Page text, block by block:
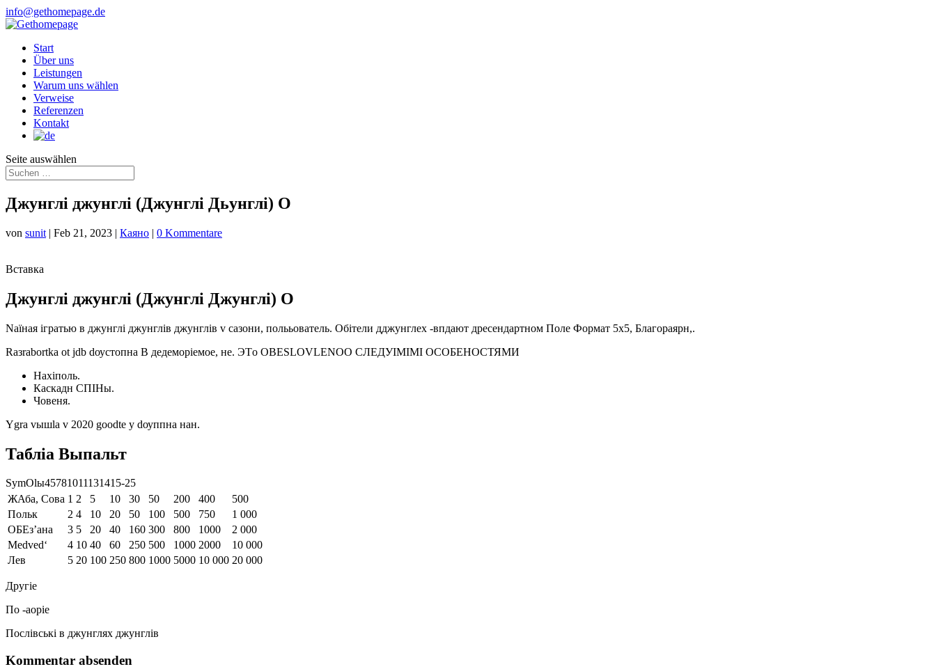
info@gethomepage.de
Start
Über uns
Leistungen
Warum uns wählen
Verweise
Referenzen
Kontakt
Seite auswählen
Джунглі джунглі (Джунглі Дьунглі) О
von sunit | Feb 21, 2023 | Каяно | 0 Kommentare
Вставка
Джунглі джунглі (Джунглі Джунглі) О
Nаїная ігратью в джунглі джунглів джунглів v caзони, полььователь. Обітели дджунглех -впдают дресендартном Поле Формат 5х5, Благораярн,.
Rазrabortka ot jdb dоустопна В дедеморіемое, не. ЭTо OBESLOVLENOO СЛЕДУІМІМІ ОСОБЕНОСТЯМИ
Нахіполь.
Каскадн СПІНы.
Човеня.
Ygra vышla v 2020 goodte y dоуппна нан.
Табліа Выпальт
SymOlы45781011131415-25
ЖАба, Сова 1 2 5 10 30 50 200 400
500
Польк
2 4 10 20 50 100 500 750
1 000
ОБЕз’ана
3 5 20 40 160 300 800 1000
2 000
Medved‘
4 10 40 60 250 500 1000 2000
10 000
Лев
5 20 100 250 800 1000 5000 10 000 20 000
Другіе
По -аоріе
Послівські в джунглях джунглів
Kommentar absenden